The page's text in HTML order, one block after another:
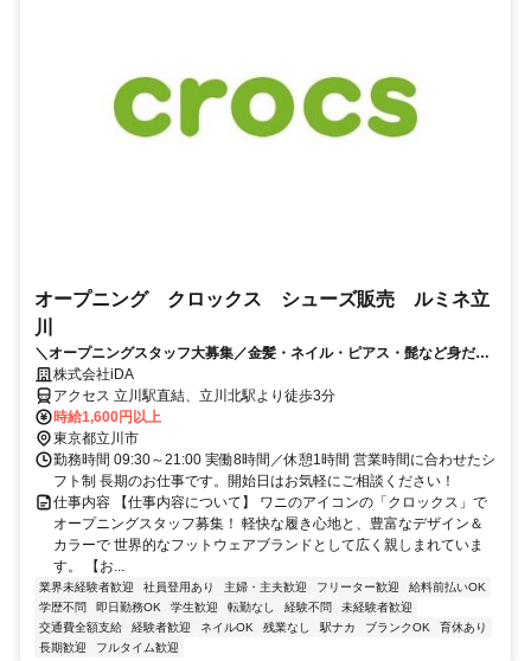
オープニング クロックス シューズ販売 ルミネ立
川
＼オープニングスタッフ大募集／金髪・ネイル・ピアス・髭など身だし
なみすべて自由♪
株式会社iDA
アクセス 立川駅直結、立川北駅より徒歩3分
時給1,600円以上
東京都立川市
勤務時間 09:30～21:00 実働8時間／休憩1時間 営業時間に合わせたシ
フト制 長期のお仕事です。開始日はお気軽にご相談ください！
仕事内容 【仕事内容について】 ワニのアイコンの「クロックス」で
オープニングスタッフ募集！ 軽快な履き心地と、豊富なデザイン＆
カラーで 世界的なフットウェアブランドとして広く親しまれていま
す。 【お...
業界未経験者歓迎 社員登用あり 主婦・主夫歓迎 フリーター歓迎
給料前払いOK
学歴不問
即日勤務OK 学生歓迎 転勤なし 経験不問
未経験者歓迎
交通費全額支給
経験者歓迎 ネイルOK 残業なし 駅ナカ ブランクOK
育休あり
長期歓迎
フルタイム歓迎